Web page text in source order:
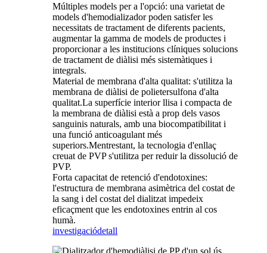
Múltiples models per a l'opció: una varietat de
models d'hemodializador poden satisfer les
necessitats de tractament de diferents pacients,
augmentar la gamma de models de productes i
proporcionar a les institucions clíniques solucions
de tractament de diàlisi més sistemàtiques i
integrals.
Material de membrana d'alta qualitat: s'utilitza la
membrana de diàlisi de polietersulfona d'alta
qualitat.La superfície interior llisa i compacta de
la membrana de diàlisi està a prop dels vasos
sanguinis naturals, amb una biocompatibilitat i
una funció anticoagulant més
superiors.Mentrestant, la tecnologia d'enllaç
creuat de PVP s'utilitza per reduir la dissolució de
PVP.
Forta capacitat de retenció d'endotoxines:
l'estructura de membrana asimètrica del costat de
la sang i del costat del dialitzat impedeix
eficaçment que les endotoxines entrin al cos
humà.
investigaciódetall